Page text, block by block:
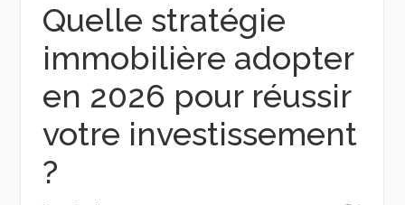
Quelle stratégie
immobilière adopter
en 2026 pour réussir
votre investissement
?